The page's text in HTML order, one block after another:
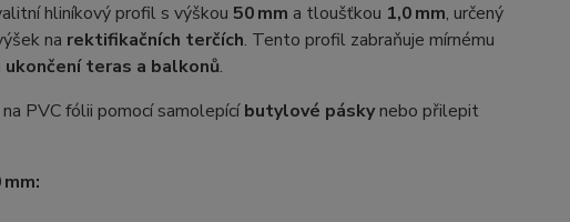
hliníkový profil s výškou 50 mm a tloušťkou 1,0 mm, určený
na rektifikačních terčích. Tento profil zabraňuje mírnému
teras a balkonů.
PVC fólii pomocí samolepícíbutylové páskynebo přilepit